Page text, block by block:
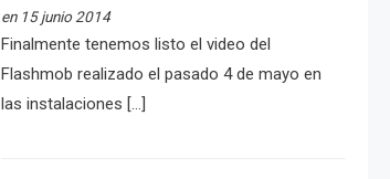
en 15 junio 2014
Finalmente tenemos listo el video del
Flashmob realizado el pasado 4 de mayo en
las instalaciones […]